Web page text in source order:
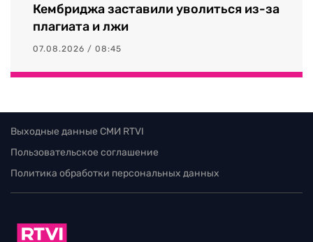
Кембриджа заставили уволиться из-за
плагиата и лжи
07.08.2026 / 08:45
Выходные данные СМИ RTVI
Пользовательское соглашение
Политика обработки персональных данных